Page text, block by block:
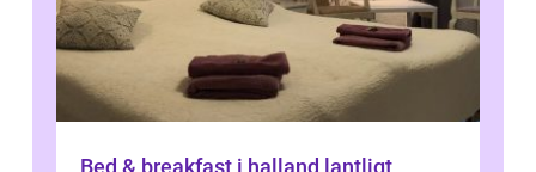
Bed & breakfast i halland lantligt